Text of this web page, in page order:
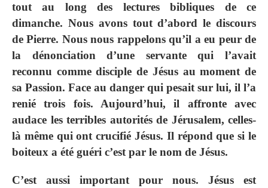
tout au long des lectures bibliques de ce
dimanche. Nous avons tout d’abord le discours
de Pierre. Nous nous rappelons qu’il a eu peur de
la dénonciation d’une servante qui l’avait
reconnu comme disciple de Jésus au moment de
sa Passion. Face au danger qui pesait sur lui, il l’a
renié trois fois. Aujourd’hui, il affronte avec
audace les terribles autorités de Jérusalem, celles-
là même qui ont crucifié Jésus. Il répond que si le
boiteux a été guéri c’est par le nom de Jésus.
C’est aussi important pour nous. Jésus est